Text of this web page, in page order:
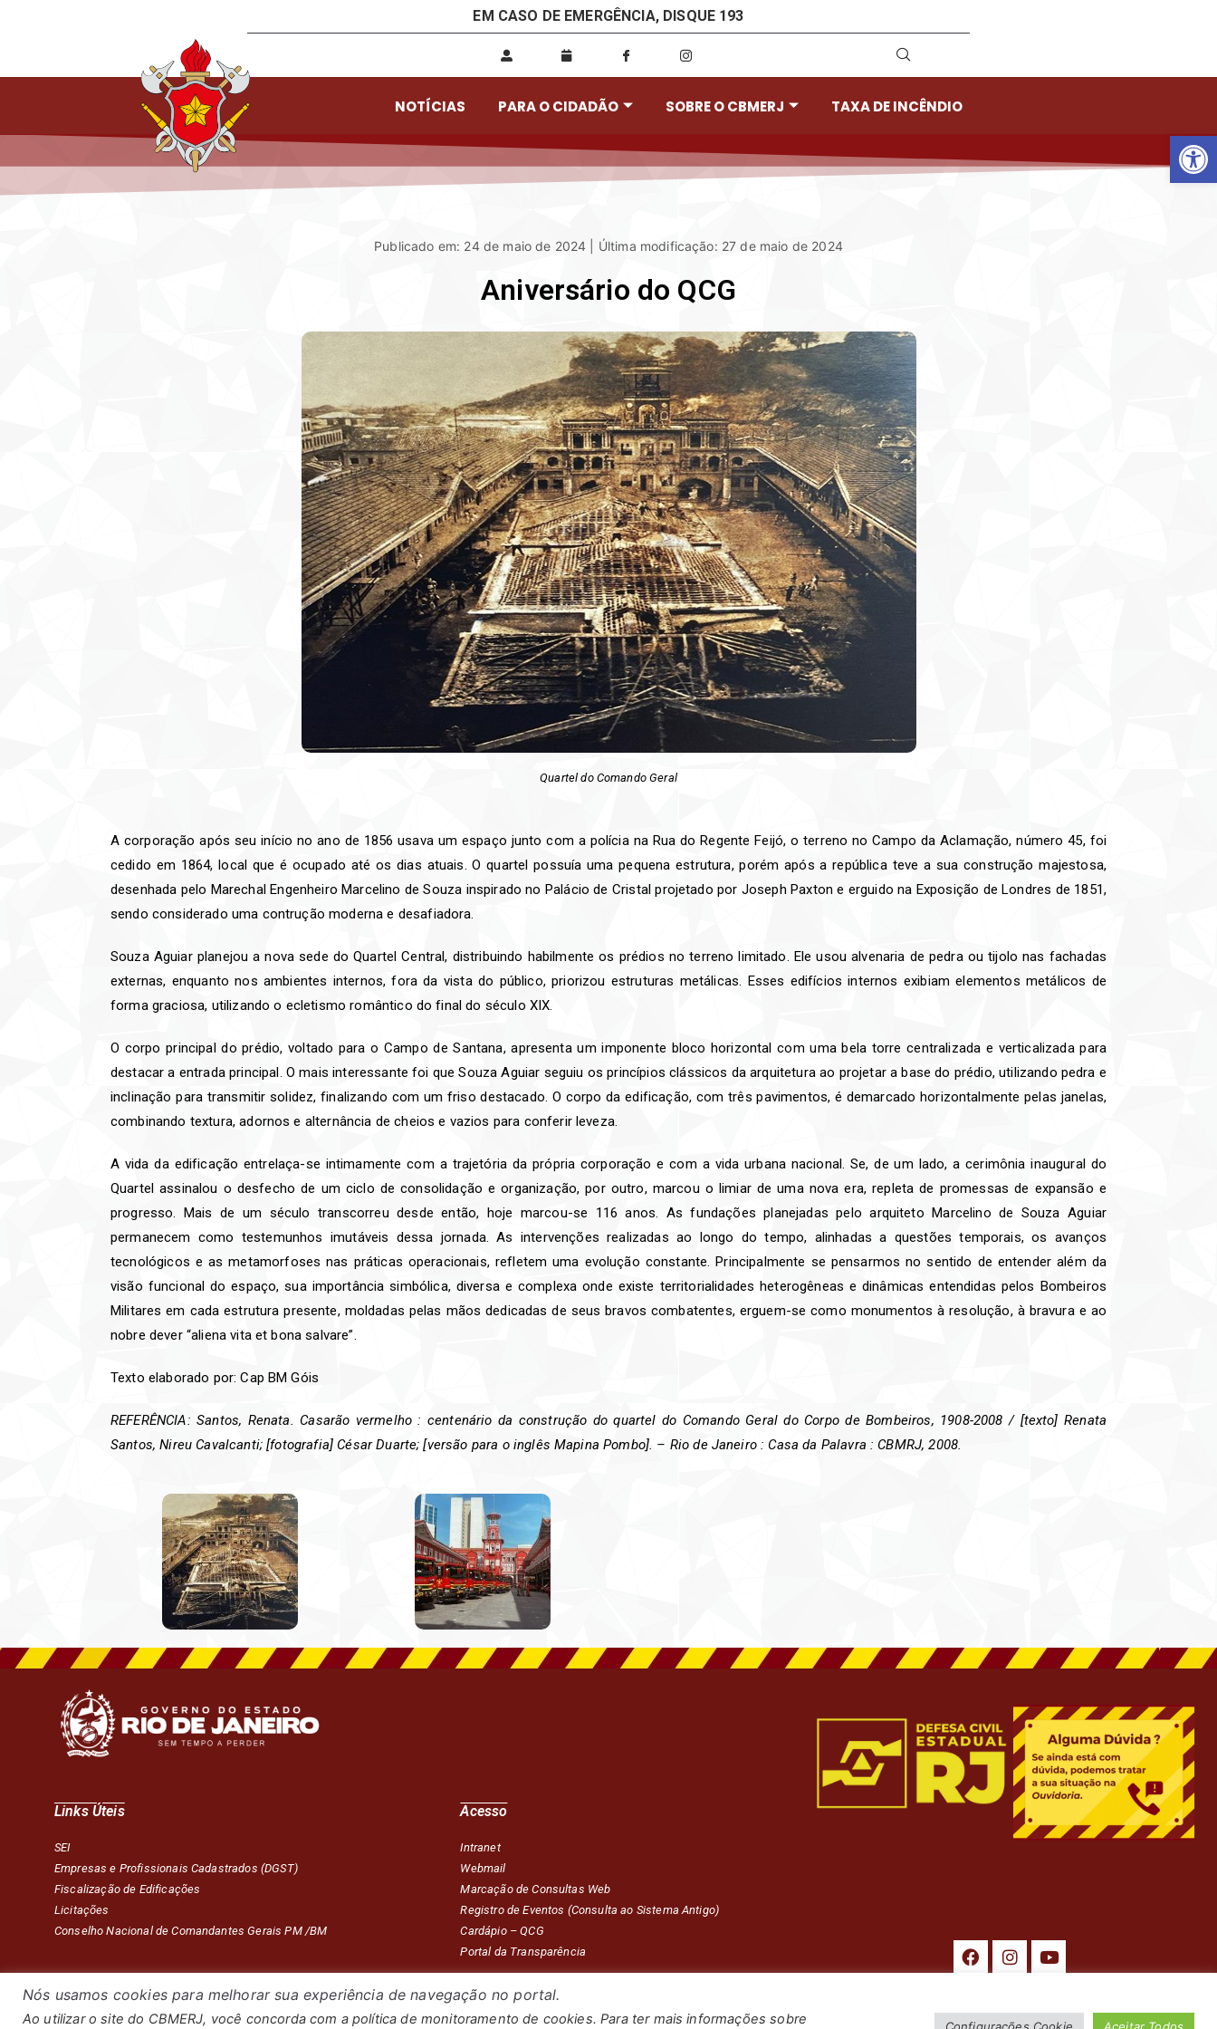
EM CASO DE EMERGÊNCIA, DISQUE 193
NOTÍCIAS PARA O CIDADÃO SOBRE O CBMERJ TAXA DE INCÊNDIO
Publicado em: 24 de maio de 2024 | Última modificação: 27 de maio de 2024
Aniversário do QCG
Quartel do Comando Geral
A corporação após seu início no ano de 1856 usava um espaço junto com a polícia na Rua do Regente Feijó, o terreno no Campo da Aclamação, número 45, foi
cedido em 1864, local que é ocupado até os dias atuais. O quartel possuía uma pequena estrutura, porém após a república teve a sua construção majestosa,
desenhada pelo Marechal Engenheiro Marcelino de Souza inspirado no Palácio de Cristal projetado por Joseph Paxton e erguido na Exposição de Londres de 1851,
sendo considerado uma contrução moderna e desafiadora.
Souza Aguiar planejou a nova sede do Quartel Central, distribuindo habilmente os prédios no terreno limitado. Ele usou alvenaria de pedra ou tijolo nas fachadas
externas, enquanto nos ambientes internos, fora da vista do público, priorizou estruturas metálicas. Esses edifícios internos exibiam elementos metálicos de
forma graciosa, utilizando o ecletismo romântico do final do século XIX.
O corpo principal do prédio, voltado para o Campo de Santana, apresenta um imponente bloco horizontal com uma bela torre centralizada e verticalizada para
destacar a entrada principal. O mais interessante foi que Souza Aguiar seguiu os princípios clássicos da arquitetura ao projetar a base do prédio, utilizando pedra e
inclinação para transmitir solidez, finalizando com um friso destacado. O corpo da edificação, com três pavimentos, é demarcado horizontalmente pelas janelas,
combinando textura, adornos e alternância de cheios e vazios para conferir leveza.
A vida da edificação entrelaça-se intimamente com a trajetória da própria corporação e com a vida urbana nacional. Se, de um lado, a cerimônia inaugural do
Quartel assinalou o desfecho de um ciclo de consolidação e organização, por outro, marcou o limiar de uma nova era, repleta de promessas de expansão e
progresso. Mais de um século transcorreu desde então, hoje marcou-se 116 anos. As fundações planejadas pelo arquiteto Marcelino de Souza Aguiar
permanecem como testemunhos imutáveis dessa jornada. As intervenções realizadas ao longo do tempo, alinhadas a questões temporais, os avanços
tecnológicos e as metamorfoses nas práticas operacionais, refletem uma evolução constante. Principalmente se pensarmos no sentido de entender além da
visão funcional do espaço, sua importância simbólica, diversa e complexa onde existe territorialidades heterogêneas e dinâmicas entendidas pelos Bombeiros
Militares em cada estrutura presente, moldadas pelas mãos dedicadas de seus bravos combatentes, erguem-se como monumentos à resolução, à bravura e ao
nobre dever “aliena vita et bona salvare”.
Texto elaborado por: Cap BM Góis
REFERÊNCIA: Santos, Renata. Casarão vermelho : centenário da construção do quartel do Comando Geral do Corpo de Bombeiros, 1908-2008 / [texto] Renata
Santos, Nireu Cavalcanti; [fotografia] César Duarte; [versão para o inglês Mapina Pombo]. – Rio de Janeiro : Casa da Palavra : CBMRJ, 2008.
Links Úteis
SEI
Empresas e Profissionais Cadastrados (DGST)
Fiscalização de Edificações
Licitações
Conselho Nacional de Comandantes Gerais PM /BM
Acesso
Intranet
Webmail
Marcação de Consultas Web
Registro de Eventos (Consulta ao Sistema Antigo)
Cardápio – QCG
Portal da Transparência
Nós usamos cookies para melhorar sua experiência de navegação no portal.
Ao utilizar o site do CBMERJ, você concorda com a política de monitoramento de cookies. Para ter mais informações sobre